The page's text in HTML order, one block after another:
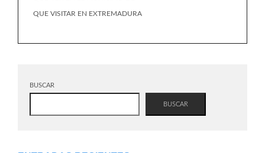
QUE VISITAR EN EXTREMADURA
BUSCAR
BUSCAR